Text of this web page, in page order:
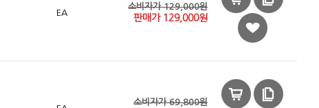
EA
소비자가 129,000원
판매가 129,000원
소비자가 69,800원